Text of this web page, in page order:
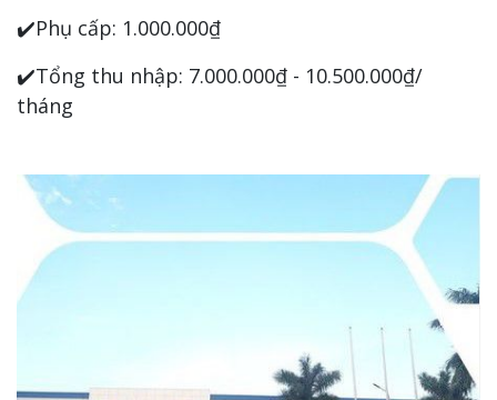
✔️Phụ cấp: 1.000.000₫
✔️Tổng thu nhập: 7.000.000₫ - 10.500.000₫/
tháng